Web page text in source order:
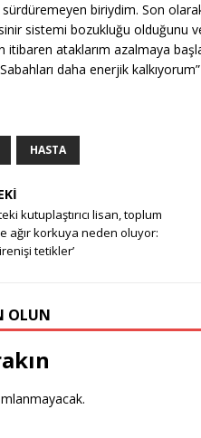
biriydim. Son
sistemi bozukluğu olduğunu
ataklarım azalmaya
daha enerjik
HASTA
kutuplaştırıcı lisan, toplum
ağır korkuya neden oluyor:
tetikler’
OLUN